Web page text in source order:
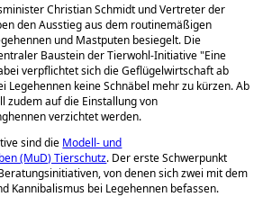
Christian Schmidt und Vertreter der
den Ausstieg aus dem routinemäßigen
und Mastputen besiegelt. Die
Baustein der Tierwohl-Initiative Eine
verpflichtet sich die Geflügelwirtschaft ab
Legehennen keine Schnäbel mehr zu kürzen. Ab
zudem auf die Einstallung von
verzichtet werden.
sind die Modell- und
(MuD) Tierschutz. Der erste Schwerpunkt
von denen sich zwei mit dem
Kannibalismus bei Legehennen befassen.